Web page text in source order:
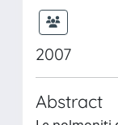
2007
Abstract